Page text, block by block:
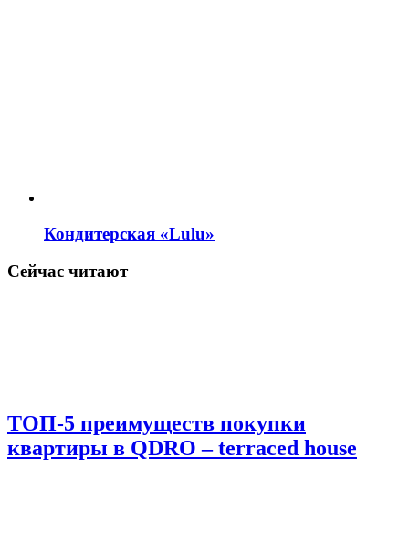
Кондитерская «Lulu»
Сейчас читают
ТОП-5 преимуществ покупки
квартиры в QDRO – terraced house